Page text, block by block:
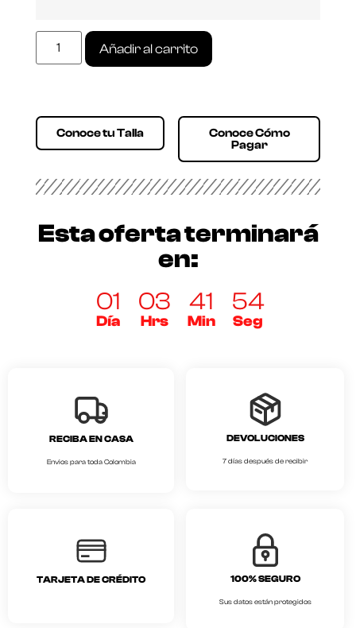
Añadir al carrito
Conoce tu Talla
Conoce Cómo
Pagar
Esta oferta terminará
en:
01
Día
03
Hrs
41
Min
54
Seg
RECIBA EN CASA
Envios para toda Colombia
DEVOLUCIONES
7 días después de recibir
TARJETA DE CRÉDITO 100% SEGURO
Sus datos están protegidos